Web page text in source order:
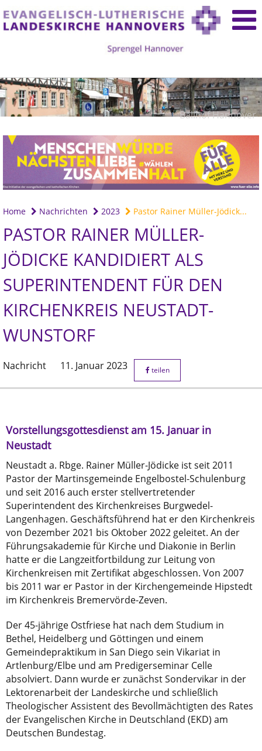
Ballhof Hannover
Home Nachrichten 2023 Pastor Rainer Müller-Jödick...
PASTOR RAINER MÜLLER-
JÖDICKE KANDIDIERT ALS
SUPERINTENDENT FÜR DEN
KIRCHENKREIS NEUSTADT-
WUNSTORF
Nachricht 11. Januar 2023 teilen
Vorstellungsgottesdienst am 15. Januar in
Neustadt
Neustadt a. Rbge. Rainer Müller-Jödicke ist seit 2011
Pastor der Martinsgemeinde Engelbostel-Schulenburg
und seit 2016 auch erster stellvertretender
Superintendent des Kirchenkreises Burgwedel-
Langenhagen. Geschäftsführend hat er den Kirchenkreis
von Dezember 2021 bis Oktober 2022 geleitet. An der
Führungsakademie für Kirche und Diakonie in Berlin
hatte er die Langzeitfortbildung zur Leitung von
Kirchenkreisen mit Zertifikat abgeschlossen. Von 2007
bis 2011 war er Pastor in der Kirchengemeinde Hipstedt
im Kirchenkreis Bremervörde-Zeven.
Der 45-jährige Ostfriese hat nach dem Studium in
Bethel, Heidelberg und Göttingen und einem
Gemeindepraktikum in San Diego sein Vikariat in
Artlenburg/Elbe und am Predigerseminar Celle
absolviert. Dann wurde er zunächst Sondervikar in der
Lektorenarbeit der Landeskirche und schließlich
Theologischer Assistent des Bevollmächtigten des Rates
der Evangelischen Kirche in Deutschland (EKD) am
Deutschen Bundestag.